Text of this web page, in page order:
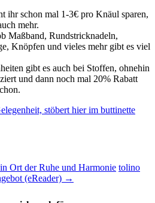
ihr schon mal 1-3€ pro Knäul sparen,
mehr.
Maßband, Rundstricknadeln,
Knöpfen und vieles mehr gibt es viel
gibt es auch bei Stoffen, ohnehin
und dann noch mal 20% Rabatt
stöbert hier im buttinette
Ort der Ruhe und Harmonie tolino
(eReader) →